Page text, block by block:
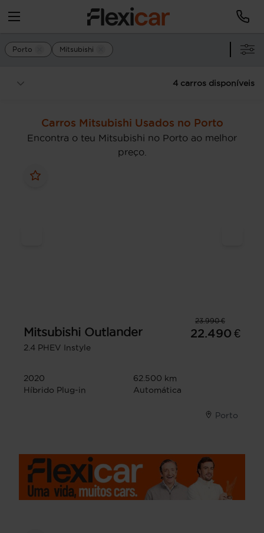
Porto Mitsubishi
4 carros disponíveis
Carros Mitsubishi Usados no Porto
Encontra o teu Mitsubishi no Porto ao melhor
preço.
23.990 €
Mitsubishi Outlander
2.4 PHEV Instyle
22.490 €
2020
62.500 km
Híbrido Plug-in
Automática
Porto